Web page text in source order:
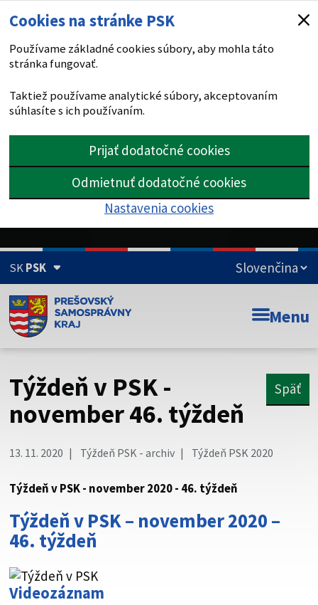
Cookies na stránke PSK
Používame základné cookies súbory, aby mohla táto
stránka fungovať.
Taktiež používame analytické súbory, akceptovaním
súhlasíte s ich používaním.
Prijať dodatočné cookies
Odmietnuť dodatočné cookies
Nastavenia cookies
SKPSK
Doména psk.sk je oficiálna
Toto je oficiálna webová stránka Prešovského
psk.sk.
Táto stránka je zabezpečená
cez zabezpečenú webovú stránku. Zabezpečená stránka
vždy začína https:// pred názvom domény webového sídla.
Menu
Týždeň v PSK -
november 46. týždeň
Späť
13. 11. 2020 Týždeň PSK - archiv Týždeň PSK 2020
Týždeň v PSK - november 2020 - 46. týždeň
Týždeň v PSK – november 2020 –
46. týždeň
Videozáznam